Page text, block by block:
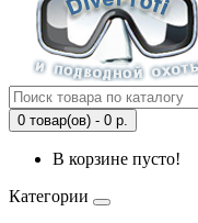
0 товар(ов) - 0 р.
В корзине пусто!
Категории